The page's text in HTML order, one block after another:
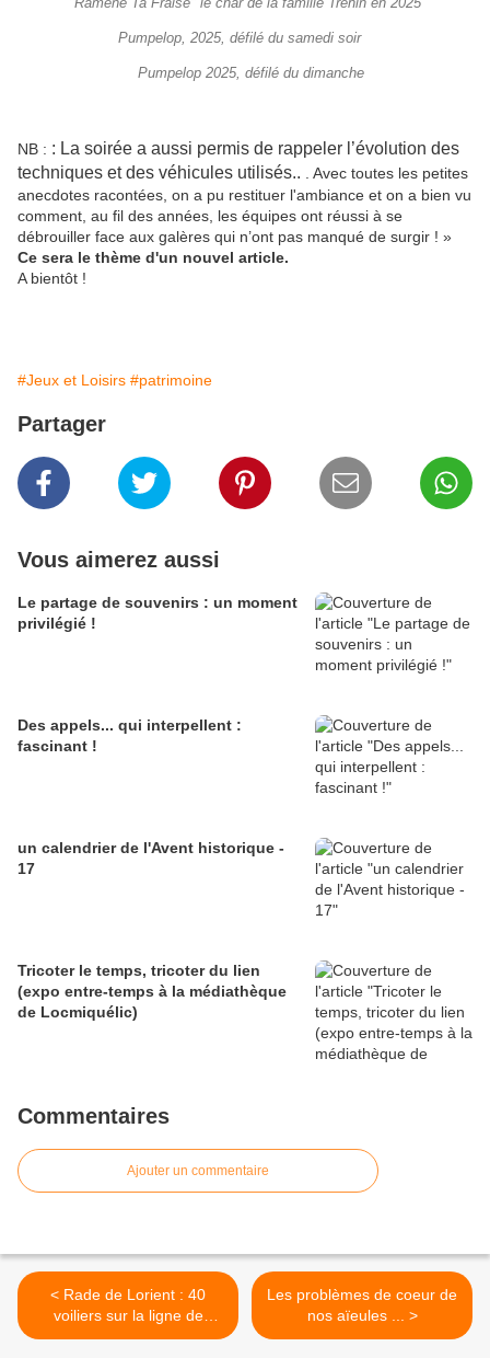
"Ramène Ta Fraise" le char de la famille Tréhin en 2025
Pumpelop, 2025, défilé du samedi soir
Pumpelop 2025, défilé du dimanche
NB : : La soirée a aussi permis de rappeler l’évolution des
techniques et des véhicules utilisés..
. Avec toutes les petites
anecdotes racontées, on a pu restituer l'ambiance et on a bien vu
comment, au fil des années, les équipes ont réussi à se
débrouiller face aux galères qui n’ont pas manqué de surgir ! »
Ce sera le thème d'un nouvel article.
A bientôt !
#Jeux et Loisirs #patrimoine
Partager
Vous aimerez aussi
Le partage de souvenirs : un moment
privilégié !
Des appels... qui interpellent :
fascinant !
un calendrier de l'Avent historique -
17
Tricoter le temps, tricoter du lien
(expo entre-temps à la médiathèque
de Locmiquélic)
Commentaires
Ajouter un commentaire
< Rade de Lorient : 40
voiliers sur la ligne de
départ...
Les problèmes de coeur de
nos aïeules ... >